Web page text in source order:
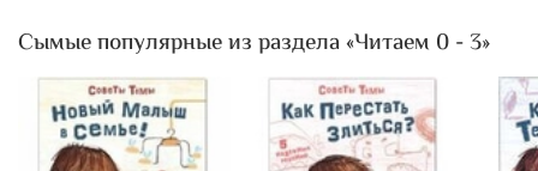
Сымые популярные из раздела «Читаем 0 - 3»